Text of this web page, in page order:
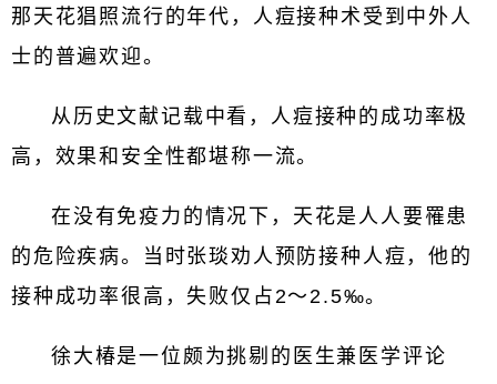
那天花猖照流行的年代，人痘接种术受到中外人
士的普遍欢迎。
从历史文献记载中看，人痘接种的成功率极
高，效果和安全性都堪称一流。
在没有免疫力的情况下，天花是人人要罹患
的危险疾病。当时张琰劝人预防接种人痘，他的
接种成功率很高，失败仅占2～2.5‰。
徐大椿是一位颇为挑剔的医生兼医学评论